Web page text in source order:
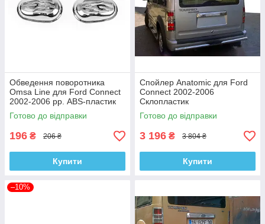
Обведення поворотника
Omsa Line для Ford Connect
2002-2006 рр. ABS-пластик
(2 шт.)
Готово до відправки
196 ₴ 206 ₴
Купити
Спойлер Anatomic для Ford
Connect 2002-2006
Склопластик
Готово до відправки
3 196 ₴ 3 804 ₴
Купити
–10%